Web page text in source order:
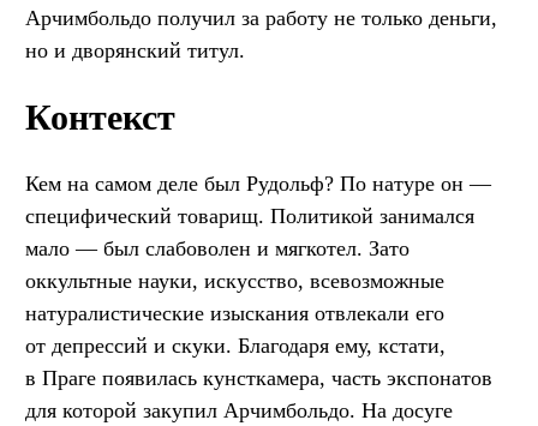
Арчимбольдо получил за работу не только деньги,
но и дворянский титул.
Контекст
Кем на самом деле был Рудольф? По натуре он —
специфический товарищ. Политикой занимался
мало — был слабоволен и мягкотел. Зато
оккультные науки, искусство, всевозможные
натуралистические изыскания отвлекали его
от депрессий и скуки. Благодаря ему, кстати,
в Праге появилась кунсткамера, часть экспонатов
для которой закупил Арчимбольдо. На досуге